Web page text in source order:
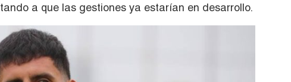
a que las gestiones ya estarían en desarrollo.